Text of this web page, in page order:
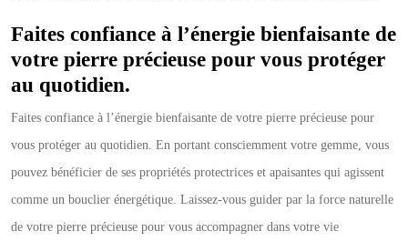
Faites confiance à l’énergie bienfaisante de
votre pierre précieuse pour vous protéger
au quotidien.
Faites confiance à l’énergie bienfaisante de votre pierre précieuse pour
vous protéger au quotidien. En portant consciemment votre gemme, vous
pouvez bénéficier de ses propriétés protectrices et apaisantes qui agissent
comme un bouclier énergétique. Laissez-vous guider par la force naturelle
de votre pierre précieuse pour vous accompagner dans votre vie